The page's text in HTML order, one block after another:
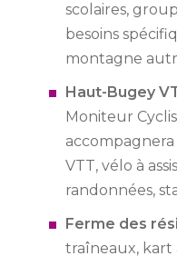
scolaires,
besoins
montagne
Haut-Bugey
Moniteur
VTT, vélo à
randonnées,
Ferme des
traîneaux, kart